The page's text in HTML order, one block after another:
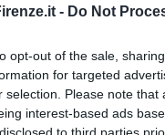
- Do Not
opt-out of the sale,
for targeted
selection. Please note
interest-based ads
e nelPratese , mentre
con una robusta grandinata